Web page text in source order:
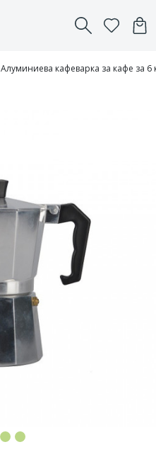
Алуминиева кафеварка за кафе за 6